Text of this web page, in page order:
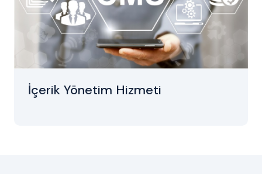
İçerik Yönetim Hizmeti